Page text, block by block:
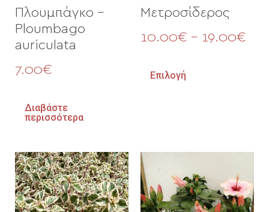
Πλουμπάγκο –
Ploumbago
auriculata
7.00€
Διαβάστε
περισσότερα
Μετροσίδερος
10.00€ – 19.00€
Επιλογή